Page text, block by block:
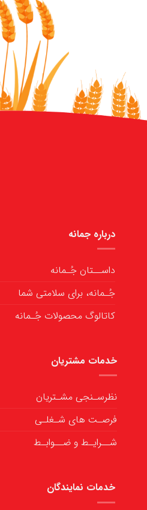
درباره جمانه
داســتان جُـمانه
جُـمانه، برای سلامتی شما
کاتالوگ محصولات جُـمانه
خدمات مشتریان
نظرسـنجی مشـتریان
فرصـت های شـغلـی
شــرایـط و ضــوابـط
خدمات نمایندگان